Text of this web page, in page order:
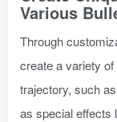
Various
Through
create a variety
trajectory, such
as special effects